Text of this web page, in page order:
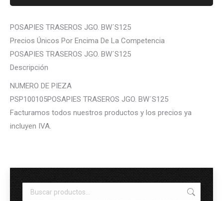
POSAPIES TRASEROS JGO. BW´S125
Precios Únicos Por Encima De La Competencia
POSAPIES TRASEROS JGO. BW´S125
Descripción
NUMERO DE PIEZA
PSP100105POSAPIES TRASEROS JGO. BW´S125
Facturamos todos nuestros productos y los precios ya
incluyen IVA.